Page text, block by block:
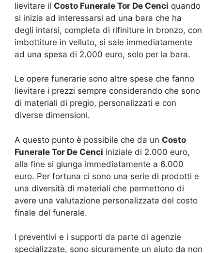
lievitare il Costo Funerale Tor De Cenci quando
si inizia ad interessarsi ad una bara che ha
degli intarsi, completa di rifiniture in bronzo, con
imbottiture in velluto, si sale immediatamente
ad una spesa di 2.000 euro, solo per la bara.
Le opere funerarie sono altre spese che fanno
lievitare i prezzi sempre considerando che sono
di materiali di pregio, personalizzati e con
diverse dimensioni.
A questo punto è possibile che da un Costo
Funerale Tor De Cenci iniziale di 2.000 euro,
alla fine si giunga immediatamente a 6.000
euro. Per fortuna ci sono una serie di prodotti e
una diversità di materiali che permettono di
avere una valutazione personalizzata del costo
finale del funerale.
I preventivi e i supporti da parte di agenzie
specializzate, sono sicuramente un aiuto da non